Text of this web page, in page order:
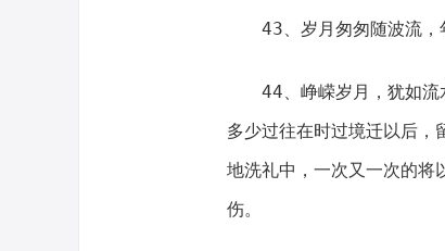
43、岁月匆匆随波流，
44、峥嵘岁月，犹如
多少过往在时过境迁以后，
地洗礼中，一次又一次的将
伤。